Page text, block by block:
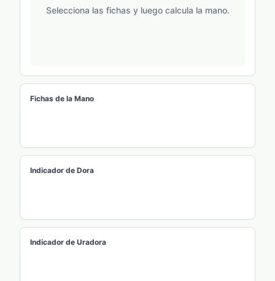
Selecciona las fichas y luego calcula la mano.
Fichas de la Mano
Indicador de Dora
Indicador de Uradora